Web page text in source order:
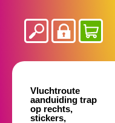
Vluchtroute
aanduiding trap
op rechts,
stickers,